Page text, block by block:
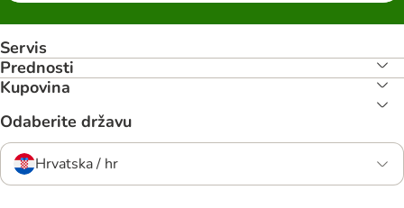
Servis
Prednosti
Kupovina
Odaberite državu
Hrvatska / hr